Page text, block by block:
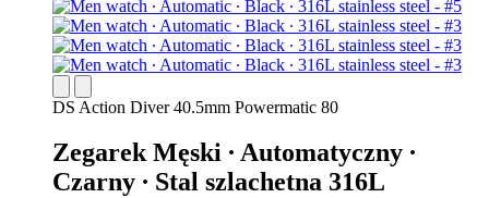
DS Action Diver 40.5mm Powermatic 80
Zegarek Męski ∙ Automatyczny ∙
Czarny ∙ Stal szlachetna 316L